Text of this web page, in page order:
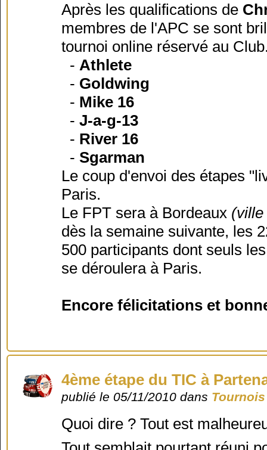
Après les qualifications de
membres de l'APC se sont
tournoi online réservé au
- Athlete
- Goldwing
- Mike 16
- J-a-g-13
- River 16
- Sgarman
Le coup d'envoi des étapes
Paris.
Le FPT sera à Bordeaux (ville
dès la semaine suivante, les
500 participants dont seuls
se déroulera à Paris.
Encore félicitations et
4ème étape du TIC à
publié le 05/11/2010 dans
Quoi dire ? Tout est